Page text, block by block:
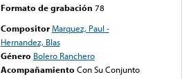
Formato de grabación 78
Compositor Marquez, Paul -
Hernandez, Blas
Género Bolero Ranchero
Acompañamiento Con Su Conjunto